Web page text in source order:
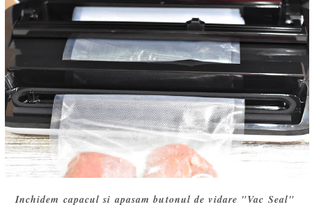
Inchidem capacul si apasam butonul de vidare "Vac Seal"